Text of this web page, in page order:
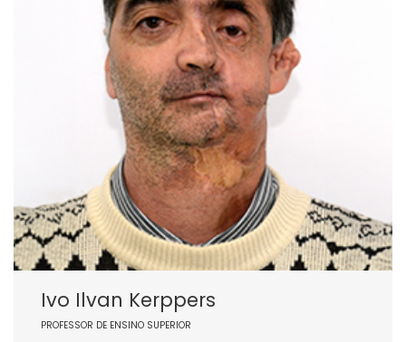
Ivo Ilvan Kerppers
PROFESSOR DE ENSINO SUPERIOR